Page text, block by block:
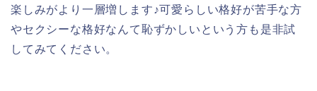
楽しみがより一層増します♪可愛らしい格好が苦手な方
やセクシーな格好なんて恥ずかしいという方も是非試
してみてください。